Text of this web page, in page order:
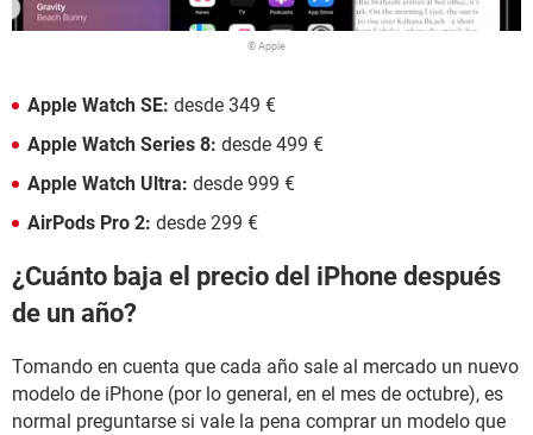
© Apple
Apple Watch SE: desde 349 €
Apple Watch Series 8: desde 499 €
Apple Watch Ultra: desde 999 €
AirPods Pro 2: desde 299 €
¿Cuánto baja el precio del iPhone después
de un año?
Tomando en cuenta que cada año sale al mercado un nuevo
modelo de iPhone (por lo general, en el mes de octubre), es
normal preguntarse si vale la pena comprar un modelo que